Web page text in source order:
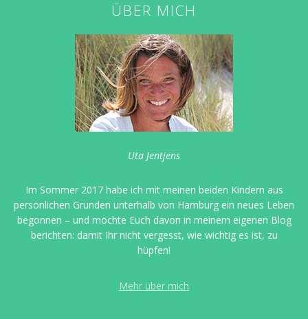
ÜBER MICH
Uta Jentjens
Im Sommer 2017 habe ich mit meinen beiden Kindern aus
persönlichen Gründen unterhalb von Hamburg ein neues Leben
begonnen – und möchte Euch davon in meinem eigenen Blog
berichten: damit Ihr nicht vergesst, wie wichtig es ist, zu
hüpfen!
Mehr über mich